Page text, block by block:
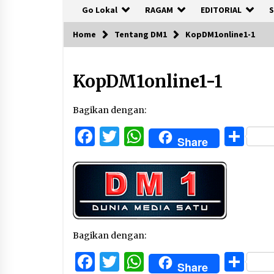
Go Lokal RAGAM EDITORIAL
Home Tentang DM1 KopDM1online1-1
KopDM1online1-1
Bagikan dengan:
Facebook
Twitter
WhatsApp
Share
Bagikan dengan:
Facebook
Twitter
WhatsApp
Share